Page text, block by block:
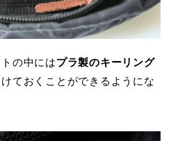
の中にはプラ製のキーリング
ておくことができるようにな